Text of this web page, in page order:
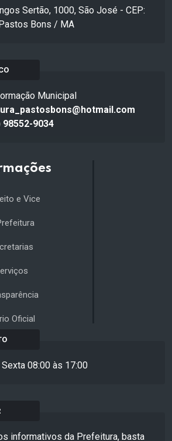
Sertão, 1000, São José - CEP:
Bons / MA
Municipal
98552-9034
e Vice
Oficial
Sexta 08:00 às 17:00
informativos da Prefeitura, basta